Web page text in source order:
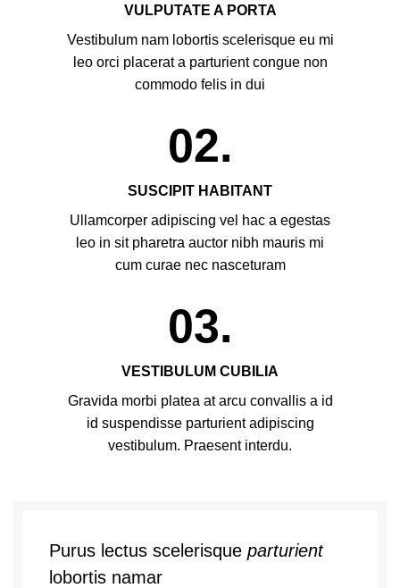
VULPUTATE A PORTA
Vestibulum nam lobortis scelerisque eu mi
leo orci placerat a parturient congue non
commodo felis in dui
02.
SUSCIPIT HABITANT
Ullamcorper adipiscing vel hac a egestas
leo in sit pharetra auctor nibh mauris mi
cum curae nec nasceturam
03.
VESTIBULUM CUBILIA
Gravida morbi platea at arcu convallis a id
id suspendisse parturient adipiscing
vestibulum. Praesent interdu.
Purus lectus scelerisque parturient
lobortis namar